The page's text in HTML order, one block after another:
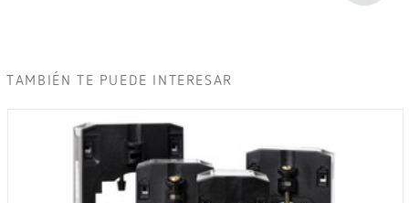
TAMBIÉN TE PUEDE INTERESAR